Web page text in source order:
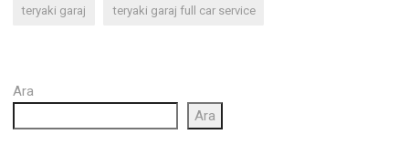
teryaki garaj teryaki garaj full car service
Ara
Ara